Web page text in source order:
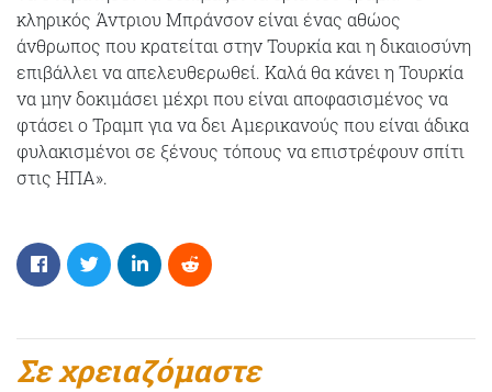
κληρικός Άντριου Μπράνσον είναι ένας αθώος
άνθρωπος που κρατείται στην Τουρκία και η δικαιοσύνη
επιβάλλει να απελευθερωθεί. Καλά θα κάνει η Τουρκία
να μην δοκιμάσει μέχρι που είναι αποφασισμένος να
φτάσει ο Τραμπ για να δει Αμερικανούς που είναι άδικα
φυλακισμένοι σε ξένους τόπους να επιστρέφουν σπίτι
στις ΗΠΑ».
Σε χρειαζόμαστε